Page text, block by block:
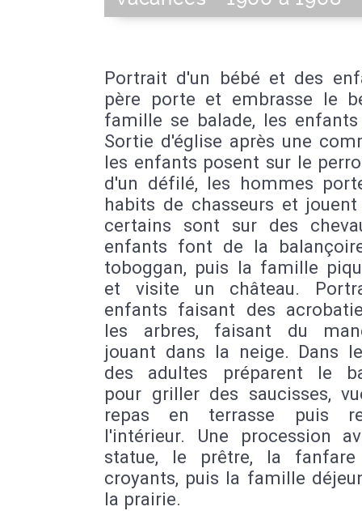
Portrait d'un bébé et des
père porte et embrasse le
famille se balade, les
Sortie d'église après une
les enfants posent sur le
d'un défilé, les hommes
habits de chasseurs et
certains sont sur des
enfants font de la
toboggan, puis la famille
et visite un château.
enfants faisant des
les arbres, faisant du
jouant dans la neige. Dans
des adultes préparent le
pour griller des saucisses,
repas en terrasse puis
l'intérieur. Une procession
statue, le prêtre, la
croyants, puis la famille
la prairie.